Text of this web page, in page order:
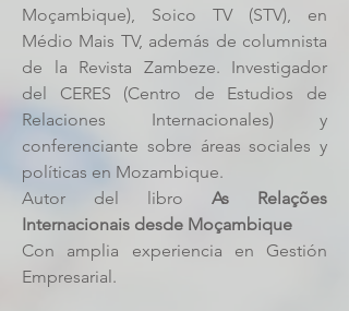
Moçambique), Soico TV (STV), en
Médio Mais TV, además de columnista
de la Revista Zambeze. Investigador
del CERES (Centro de Estudios de
Relaciones Internacionales) y
conferenciante sobre áreas sociales y
políticas en Mozambique.
Autor del libro As Relações
Internacionais desde Moçambique
Con amplia experiencia en Gestión
Empresarial.